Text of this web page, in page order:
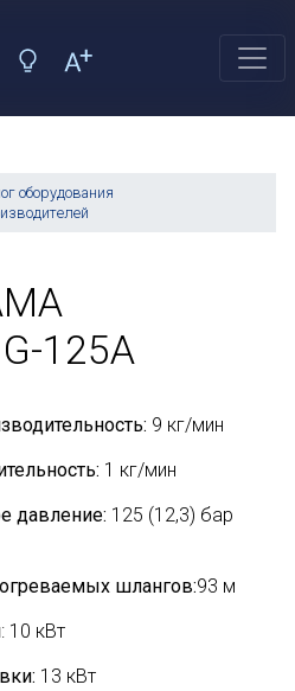
оборудования
125A
9 кг/мин
1 кг/мин
давление: 125 (12,3) бар
шлангов:93 м
: 10 кВт
13 кВт